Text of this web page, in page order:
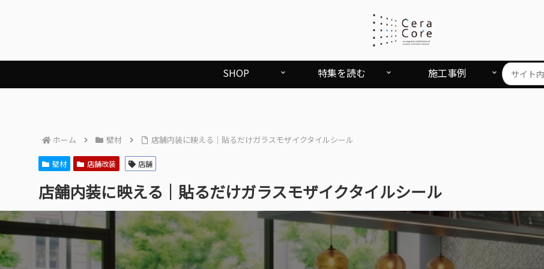
SHOP 特集を読む 施工事例
ホーム 壁材 店舗内装に映える｜貼るだけガラスモザイクタイルシール
壁材 店舗改装 店舗
店舗内装に映える｜貼るだけガラスモザイクタイルシール